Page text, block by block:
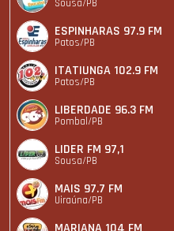
Sousa/PB
ESPINHARAS 97.9 FM
Patos/PB
ITATIUNGA 102.9 FM
Patos/PB
LIBERDADE 96.3 FM
Pombal/PB
LIDER FM 97,1
Sousa/PB
MAIS 97.7 FM
Uiraúna/PB